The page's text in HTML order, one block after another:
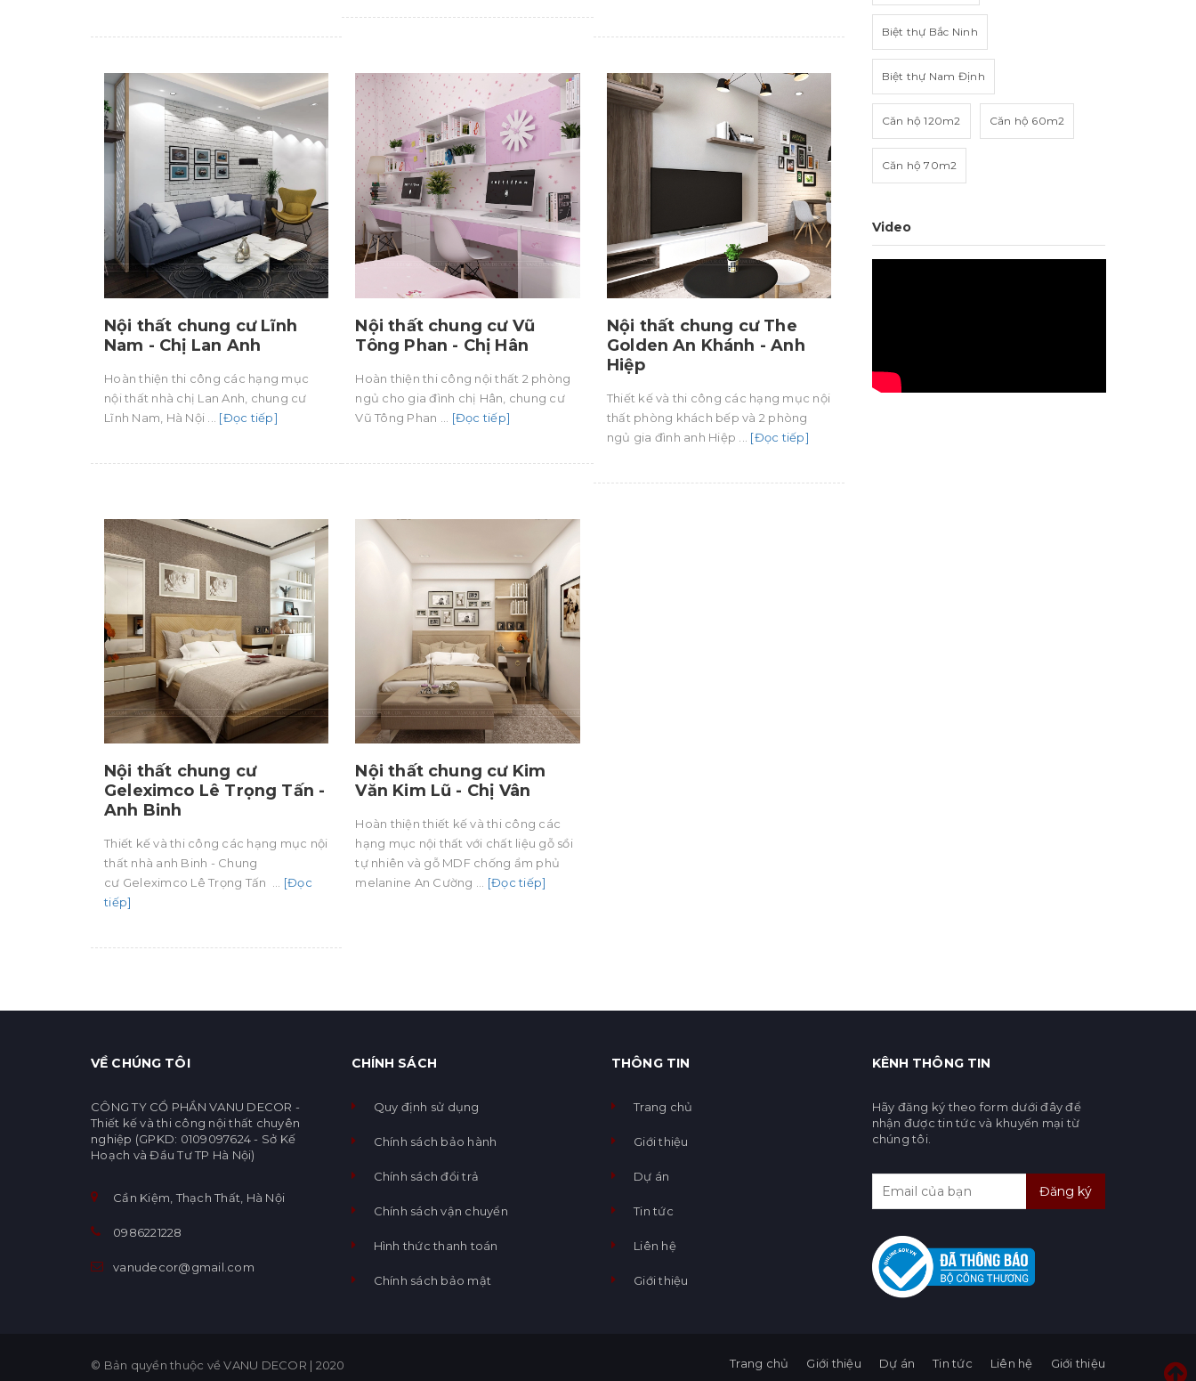
Nội thất chung cư Lĩnh
Nam - Chị Lan Anh
Hoàn thiện thi công các hạng mục
nội thất nhà chị Lan Anh, chung cư
Lĩnh Nam, Hà Nội ... [Đọc tiếp]
Nội thất chung cư Vũ
Tông Phan - Chị Hân
Hoàn thiện thi công nội thất 2 phòng
ngủ cho gia đình chị Hân, chung cư
Vũ Tông Phan ... [Đọc tiếp]
Nội thất chung cư The
Golden An Khánh - Anh
Hiệp
Thiết kế và thi công các hạng mục nội
thất phòng khách bếp và 2 phòng
ngủ gia đình anh Hiệp ... [Đọc tiếp]
Nội thất chung cư
Geleximco Lê Trọng Tấn -
Anh Binh
Thiết kế và thi công các hạng mục nội
thất nhà anh Binh - Chung
cư Geleximco Lê Trọng Tấn ... [Đọc
tiếp]
Nội thất chung cư Kim
Văn Kim Lũ - Chị Vân
Hoàn thiện thiết kế và thi công các
hạng mục nội thất với chất liệu gỗ sồi
tự nhiên và gỗ MDF chống ẩm phủ
melanine An Cường ... [Đọc tiếp]
Biệt thự Bắc Ninh
Biệt thự Nam Định
Căn hộ 120m2 Căn hộ 60m2
Căn hộ 70m2
Video
VỀ CHÚNG TÔI
CÔNG TY CỔ PHẦN VANU DECOR -
Thiết kế và thi công nội thất chuyên
nghiệp (GPKD: 0109097624 - Sở Kế
Hoạch và Đầu Tư TP Hà Nội)
Cần Kiệm, Thạch Thất, Hà Nội
0986221228
vanudecor@gmail.com
CHÍNH SÁCH
Quy định sử dụng
Chính sách bảo hành
Chính sách đổi trả
Chính sách vận chuyển
Hình thức thanh toán
Chính sách bảo mật
THÔNG TIN
Trang chủ
Giới thiệu
Dự án
Tin tức
Liên hệ
Giới thiệu
KÊNH THÔNG TIN
Hãy đăng ký theo form dưới đây để
nhận được tin tức và khuyến mại từ
chúng tôi.
Đăng ký
Trang chủ Giới thiệu Dự án Tin tức Liên hệ Giới thiệu
© Bản quyền thuộc về VANU DECOR | 2020